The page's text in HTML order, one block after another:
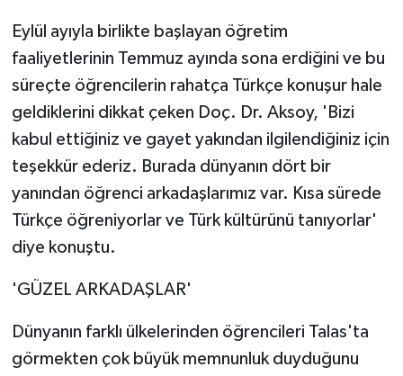
Eylül ayıyla birlikte başlayan öğretim
faaliyetlerinin Temmuz ayında sona erdiğini ve bu
süreçte öğrencilerin rahatça Türkçe konuşur hale
geldiklerini dikkat çeken Doç. Dr. Aksoy, 'Bizi
kabul ettiğiniz ve gayet yakından ilgilendiğiniz için
teşekkür ederiz. Burada dünyanın dört bir
yanından öğrenci arkadaşlarımız var. Kısa sürede
Türkçe öğreniyorlar ve Türk kültürünü tanıyorlar'
diye konuştu.
'GÜZEL ARKADAŞLAR'
Dünyanın farklı ülkelerinden öğrencileri Talas'ta
görmekten çok büyük memnunluk duyduğunu